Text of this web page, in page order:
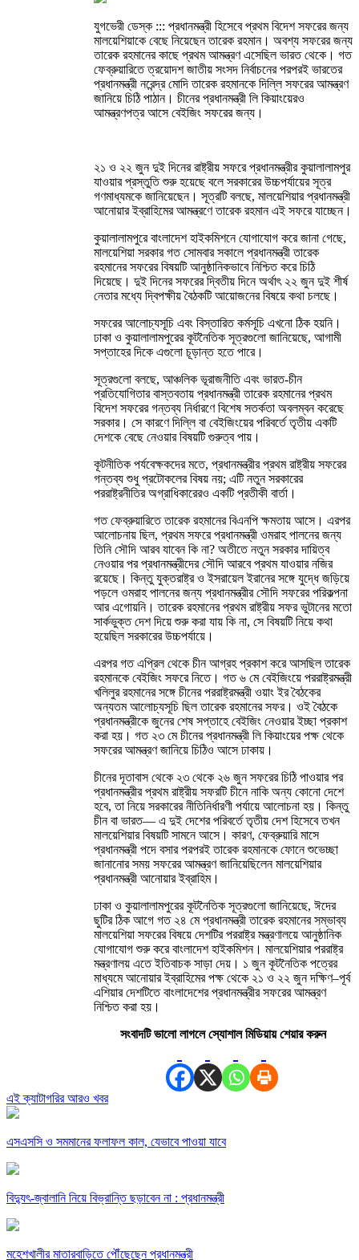
যুগভেরী ডেস্ক ::: প্রধানমন্ত্রী হিসেবে প্রথম বিদেশ সফরের জন্য
মালয়েশিয়াকে বেছে নিয়েছেন তারেক রহমান। অবশ্য সফরের জন্য
তারেক রহমানের কাছে প্রথম আমন্ত্রণ এসেছিল ভারত থেকে। গত
ফেব্রুয়ারিতে ত্রয়োদশ জাতীয় সংসদ নির্বাচনের পরপরই ভারতের
প্রধানমন্ত্রী নরেন্দ্র মোদি তারেক রহমানকে দিল্লি সফরের আমন্ত্রণ
জানিয়ে চিঠি পাঠান। চীনের প্রধানমন্ত্রী লি কিয়াংয়েরও
আমন্ত্রণপত্র আসে বেইজিং সফরের জন্য।
২১ ও ২২ জুন দুই দিনের রাষ্ট্রীয় সফরে প্রধানমন্ত্রীর কুয়ালালামপুর
যাওয়ার প্রস্তুতি শুরু হয়েছে বলে সরকারের উচ্চপর্যায়ের সূত্র
গণমাধ্যমকে জানিয়েছেন। সূত্রটি বলছে, মালয়েশিয়ার প্রধানমন্ত্রী
আনোয়ার ইব্রাহিমের আমন্ত্রণে তারেক রহমান এই সফরে যাচ্ছেন।
কুয়ালালামপুরে বাংলাদেশ হাইকমিশনে যোগাযোগ করে জানা গেছে,
মালয়েশিয়া সরকার গত সোমবার সকালে প্রধানমন্ত্রী তারেক
রহমানের সফরের বিষয়টি আনুষ্ঠানিকভাবে নিশ্চিত করে চিঠি
দিয়েছে। দুই দিনের সফরের দ্বিতীয় দিনে অর্থাৎ ২২ জুন দুই শীর্ষ
নেতার মধ্যে দ্বিপক্ষীয় বৈঠকটি আয়োজনের বিষয়ে কথা চলছে।
সফরের আলোচ্যসূচি এবং বিস্তারিত কর্মসূচি এখনো ঠিক হয়নি।
ঢাকা ও কুয়ালালামপুরের কূটনৈতিক সূত্রগুলো জানিয়েছে, আগামী
সপ্তাহের দিকে এগুলো চূড়ান্ত হতে পারে।
সূত্রগুলো বলছে, আঞ্চলিক ভূরাজনীতি এবং ভারত-চীন
প্রতিযোগিতার বাস্তবতায় প্রধানমন্ত্রী তারেক রহমানের প্রথম
বিদেশ সফরের গন্তব্য নির্ধারণে বিশেষ সতর্কতা অবলম্বন করেছে
সরকার। সে কারণে দিল্লি বা বেইজিংয়ের পরিবর্তে তৃতীয় একটি
দেশকে বেছে নেওয়ার বিষয়টি গুরুত্ব পায়।
কূটনীতিক পর্যবেক্ষকদের মতে, প্রধানমন্ত্রীর প্রথম রাষ্ট্রীয় সফরের
গন্তব্য শুধু প্রটোকলের বিষয় নয়; এটি নতুন সরকারের
পররাষ্ট্রনীতির অগ্রাধিকারেরও একটি প্রতীকী বার্তা।
গত ফেব্রুয়ারিতে তারেক রহমানের বিএনপি ক্ষমতায় আসে। এরপর
আলোচনায় ছিল, প্রথম সফরে প্রধানমন্ত্রী ওমরাহ পালনের জন্য
তিনি সৌদি আরব যাবেন কি না? অতীতে নতুন সরকার দায়িত্ব
নেওয়ার পর প্রধানমন্ত্রীদের সৌদি আরবে প্রথম যাওয়ার নজির
রয়েছে। কিন্তু যুক্তরাষ্ট্র ও ইসরায়েল ইরানের সঙ্গে যুদ্ধে জড়িয়ে
পড়লে ওমরাহ পালনের জন্য প্রধানমন্ত্রীর সৌদি সফরের পরিকল্পনা
আর এগোয়নি। তারেক রহমানের প্রথম রাষ্ট্রীয় সফর ভুটানের মতো
সার্কভুক্ত দেশ দিয়ে শুরু করা যায় কি না, সে বিষয়টি নিয়ে কথা
হয়েছিল সরকারের উচ্চপর্যায়ে।
এরপর গত এপ্রিল থেকে চীন আগ্রহ প্রকাশ করে আসছিল তারেক
রহমানকে বেইজিং সফরে নিতে। গত ৬ মে বেইজিংয়ে পররাষ্ট্রমন্ত্রী
খলিলুর রহমানের সঙ্গে চীনের পররাষ্ট্রমন্ত্রী ওয়াং ইর বৈঠকের
অন্যতম আলোচ্যসূচি ছিল তারেক রহমানের সফর। ওই বৈঠকে
প্রধানমন্ত্রীকে জুনের শেষ সপ্তাহে বেইজিং নেওয়ার ইচ্ছা প্রকাশ
করা হয়। গত ২৩ মে চীনের প্রধানমন্ত্রী লি কিয়াংয়ের পক্ষ থেকে
সফরের আমন্ত্রণ জানিয়ে চিঠিও আসে ঢাকায়।
চীনের দূতাবাস থেকে ২৩ থেকে ২৬ জুন সফরের চিঠি পাওয়ার পর
প্রধানমন্ত্রীর প্রথম রাষ্ট্রীয় সফরটি চীনে নাকি অন্য কোনো দেশে
হবে, তা নিয়ে সরকারের নীতিনির্ধারণী পর্যায়ে আলোচনা হয়। কিন্তু
চীন বা ভারত— এ দুই দেশের পরিবর্তে তৃতীয় দেশ হিসেবে তখন
মালয়েশিয়ার বিষয়টি সামনে আসে। কারণ, ফেব্রুয়ারি মাসে
প্রধানমন্ত্রী পদে বসার পরপরই তারেক রহমানকে ফোনে শুভেচ্ছা
জানানোর সময় সফরের আমন্ত্রণ জানিয়েছিলেন মালয়েশিয়ার
প্রধানমন্ত্রী আনোয়ার ইব্রাহিম।
ঢাকা ও কুয়ালালামপুরের কূটনৈতিক সূত্রগুলো জানিয়েছে, ঈদের
ছুটির ঠিক আগে গত ২৪ মে প্রধানমন্ত্রী তারেক রহমানের সম্ভাব্য
মালয়েশিয়া সফরের বিষয়ে দেশটির পররাষ্ট্র মন্ত্রণালয়ে আনুষ্ঠানিক
যোগাযোগ শুরু করে বাংলাদেশ হাইকমিশন। মালয়েশিয়ার পররাষ্ট্র
মন্ত্রণালয় এতে ইতিবাচক সাড়া দেয়। ১ জুন কূটনৈতিক পত্রের
মাধ্যমে আনোয়ার ইব্রাহিমের পক্ষ থেকে ২১ ও ২২ জুন দক্ষিণ–পূর্ব
এশিয়ার দেশটিতে বাংলাদেশের প্রধানমন্ত্রীর সফরের আমন্ত্রণ
নিশ্চিত করা হয়।
সংবাদটি ভালো লাগলে স্যোশাল মিডিয়ায় শেয়ার করুন
এই ক্যাটাগরির আরও খবর
এসএসসি ও সমমানের ফলাফল কাল, যেভাবে পাওয়া যাবে
বিদ্যুৎ-জ্বালানি নিয়ে বিভ্রান্তি ছড়াবেন না : প্রধানমন্ত্রী
মহেশখালীর মাতারবাড়িতে পৌঁছেছেন প্রধানমন্ত্রী